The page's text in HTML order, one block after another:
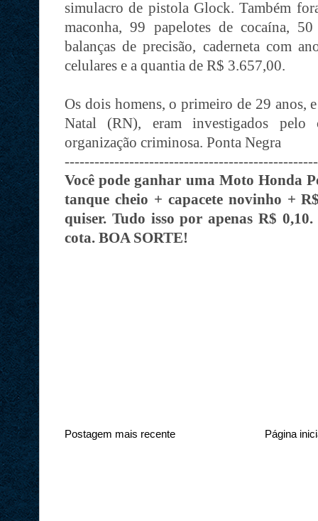
simulacro de pistola Glock. Também
maconha, 99 papelotes de cocaína,
balanças de precisão, caderneta com
celulares e a quantia de R$ 3.657,00.
Os dois homens, o primeiro de 29 anos,
Natal (RN), eram investigados
organização criminosa. Ponta Negra
Você pode ganhar uma Moto Honda
tanque cheio + capacete novinho +
quiser. Tudo isso por apenas R$
cota. BOA SORTE!
Postagem mais recente Página